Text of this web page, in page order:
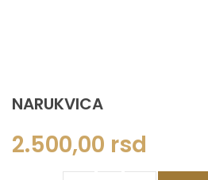
NARUKVICA
2.500,00 rsd